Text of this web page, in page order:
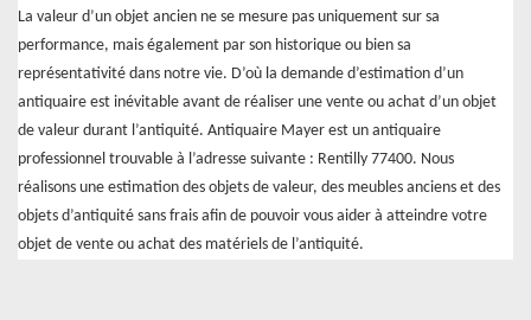
La valeur d’un objet ancien ne se mesure pas uniquement sur sa
performance, mais également par son historique ou bien sa
représentativité dans notre vie. D’où la demande d’estimation d’un
antiquaire est inévitable avant de réaliser une vente ou achat d’un objet
de valeur durant l’antiquité. Antiquaire Mayer est un antiquaire
professionnel trouvable à l’adresse suivante : Rentilly 77400. Nous
réalisons une estimation des objets de valeur, des meubles anciens et des
objets d’antiquité sans frais afin de pouvoir vous aider à atteindre votre
objet de vente ou achat des matériels de l’antiquité.